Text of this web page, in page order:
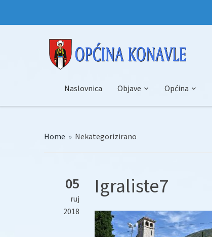
Naslovnica Objave Općina
Home » Nekategorizirano
05
ruj
2018
Igraliste7